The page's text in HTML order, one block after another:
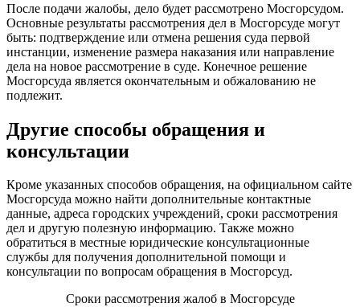
После подачи жалобы, дело будет рассмотрено Мосгорсудом.
Основные результаты рассмотрения дел в Мосгорсуде могут
быть: подтверждение или отмена решения суда первой
инстанции, изменение размера наказания или направление
дела на новое рассмотрение в суде. Конечное решение
Мосгорсуда является окончательным и обжалованию не
подлежит.
Другие способы обращения и
консультации
Кроме указанных способов обращения, на официальном сайте
Мосгорсуда можно найти дополнительные контактные
данные, адреса городских учреждений, сроки рассмотрения
дел и другую полезную информацию. Также можно
обратиться в местные юридические консультационные
службы для получения дополнительной помощи и
консультации по вопросам обращения в Мосгорсуд.
Сроки рассмотрения жалоб в Мосгорсуде